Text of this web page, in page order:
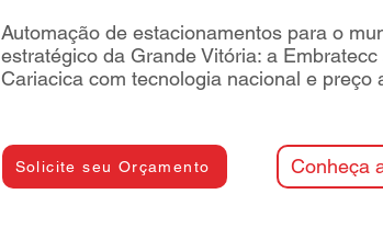
Automação de estacionamentos para o
estratégico da Grande Vitória: a Embratecc
Cariacica com tecnologia nacional e preço
Solicite seu Orçamento Conheça